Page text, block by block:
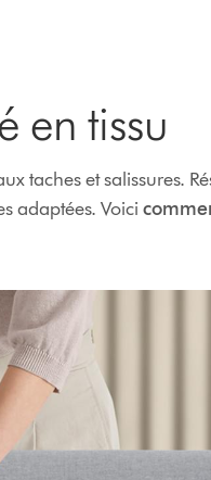
en tissu
taches et salissures.
adaptées. Voici